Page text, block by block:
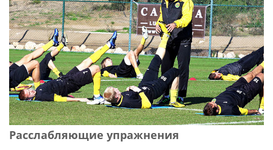
Расслабляющие упражнения